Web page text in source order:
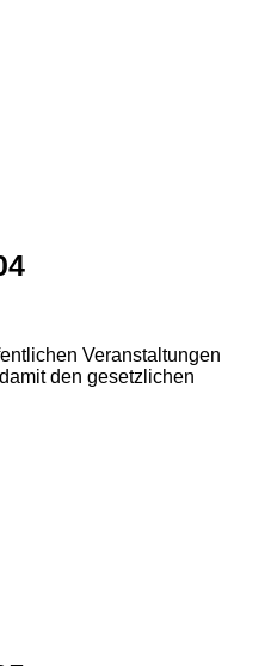
Veranstaltungen
den gesetzlichen